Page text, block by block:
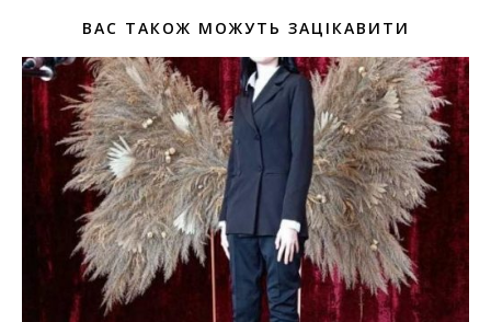
ВАС ТАКОЖ МОЖУТЬ ЗАЦІКАВИТИ